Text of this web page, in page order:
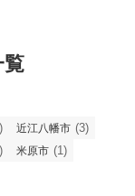
近江八幡市 (3)
米原市 (1)